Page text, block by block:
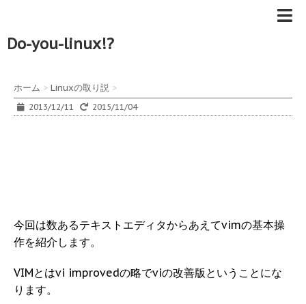
Do-you-linux!?
ホーム > Linuxの取り説 >
2013/12/11 2015/11/04
今回は数あるテキストエディタからあえてvimの基本操
作を紹介します。
VIMとはvi improvedの略でviの改善版ということにな
ります。